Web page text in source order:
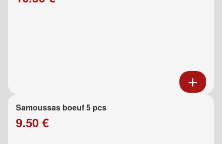
Samoussas boeuf 5 pcs
9.50 €